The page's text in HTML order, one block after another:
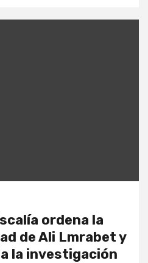
ordena la
de Ali Lmrabet y
la investigación